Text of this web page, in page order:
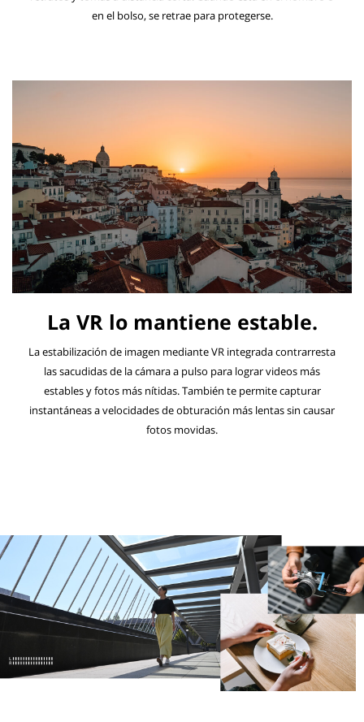
en el bolso, se retrae para protegerse.
La VR lo mantiene estable.
La estabilización de imagen mediante VR integrada contrarresta
las sacudidas de la cámara a pulso para lograr videos más
estables y fotos más nítidas. También te permite capturar
instantáneas a velocidades de obturación más lentas sin causar
fotos movidas.